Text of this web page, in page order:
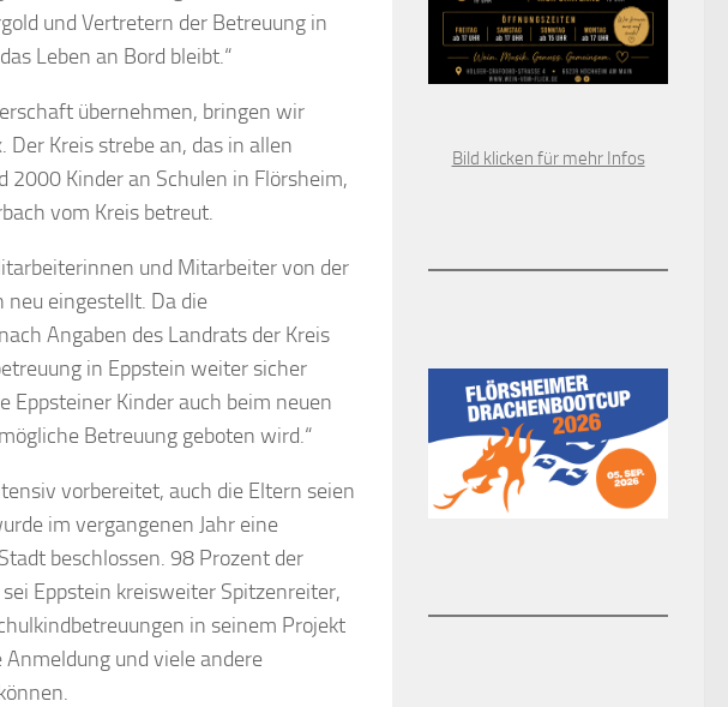
und Vertretern der Betreuung in
Leben an Bord bleibt.“
übernehmen, bringen wir
Der Kreis strebe an, das in allen
2000 Kinder an Schulen in Flörsheim,
vom Kreis betreut.
und Mitarbeiter von der
eingestellt. Da die
Angaben des Landrats der Kreis
in Eppstein weiter sicher
Eppsteiner Kinder auch beim neuen
Betreuung geboten wird.“
vorbereitet, auch die Eltern seien
im vergangenen Jahr eine
beschlossen. 98 Prozent der
Eppstein kreisweiter Spitzenreiter,
in seinem Projekt
und viele andere
Bild klicken für mehr Infos